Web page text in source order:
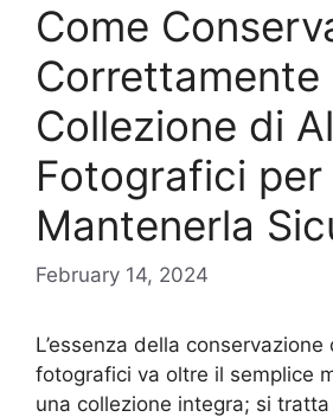
Come
Correttamente
Collezione di
Fotografici per
Mantenerla
February 14, 2024
L’essenza della conservazione
fotografici va oltre il semplice
una collezione integra; si